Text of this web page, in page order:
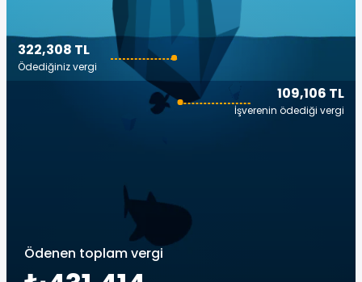
109,106 TL
İşverenin ödediği vergi
322,308 TL
Ödediğiniz vergi
Ödenen toplam vergi